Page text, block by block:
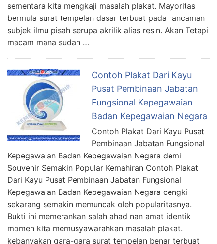
sementara kita mengkaji masalah plakat. Mayoritas
bermula surat tempelan dasar terbuat pada rancaman
subjek ilmu pisah serupa akrilik alias resin. Akan Tetapi
macam mana sudah …
Contoh Plakat Dari Kayu
Pusat Pembinaan Jabatan
Fungsional Kepegawaian
Badan Kepegawaian Negara
Contoh Plakat Dari Kayu Pusat
Pembinaan Jabatan Fungsional
Kepegawaian Badan Kepegawaian Negara demi
Souvenir Semakin Popular Kemahiran Contoh Plakat
Dari Kayu Pusat Pembinaan Jabatan Fungsional
Kepegawaian Badan Kepegawaian Negara cengki
sekarang semakin memuncak oleh popularitasnya.
Bukti ini memerankan salah ahad nan amat identik
momen kita memusyawarahkan masalah plakat.
kebanyakan gara-gara surat tempelan benar terbuat